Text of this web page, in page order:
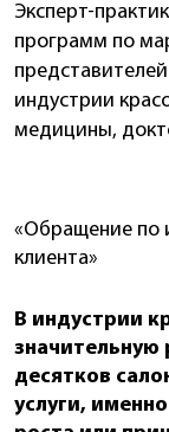
Эксперт-
программ по
индустрии
медицины,
«Обращение по
клиента»
В индустрии
значительную
десятков
услуги,